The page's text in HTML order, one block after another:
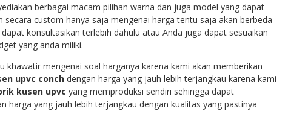
berbagai macam pilihan warna dan juga model yang dapat
secara custom hanya saja mengenai harga tentu saja akan berbeda-
konsultasikan terlebih dahulu atau Anda juga dapat sesuaikan
yang anda miliki.
khawatir mengenai soal harganya karena kami akan memberikan
upvc conchdengan harga yang jauh lebih terjangkau karena kami
kusen upvc yang memproduksi sendiri sehingga dapat
harga yang jauh lebih terjangkau dengan kualitas yang pastinya